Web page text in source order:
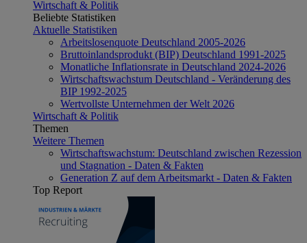
Wirtschaft & Politik
Beliebte Statistiken
Aktuelle Statistiken
Arbeitslosenquote Deutschland 2005-2026
Bruttoinlandsprodukt (BIP) Deutschland 1991-2025
Monatliche Inflationsrate in Deutschland 2024-2026
Wirtschaftswachstum Deutschland - Veränderung des
BIP 1992-2025
Wertvollste Unternehmen der Welt 2026
Wirtschaft & Politik
Themen
Weitere Themen
Wirtschaftswachstum: Deutschland zwischen Rezession
und Stagnation - Daten & Fakten
Generation Z auf dem Arbeitsmarkt - Daten & Fakten
Top Report